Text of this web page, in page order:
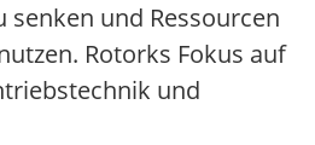
senken und Ressourcen
Rotorks Fokus auf
und